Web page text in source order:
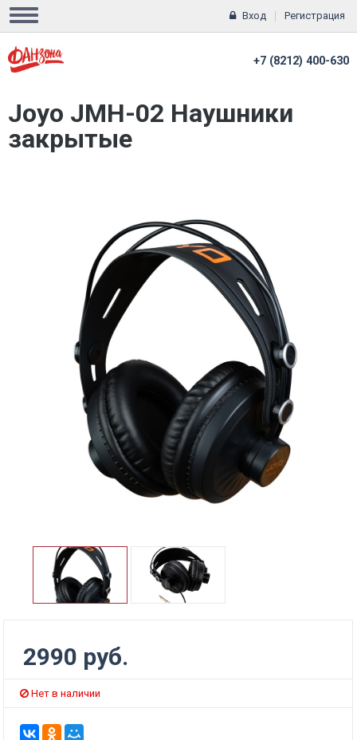
Вход Регистрация
+7 (8212) 400-630
Joyo JMH-02 Наушники
закрытые
2990 руб.
Нет в наличии